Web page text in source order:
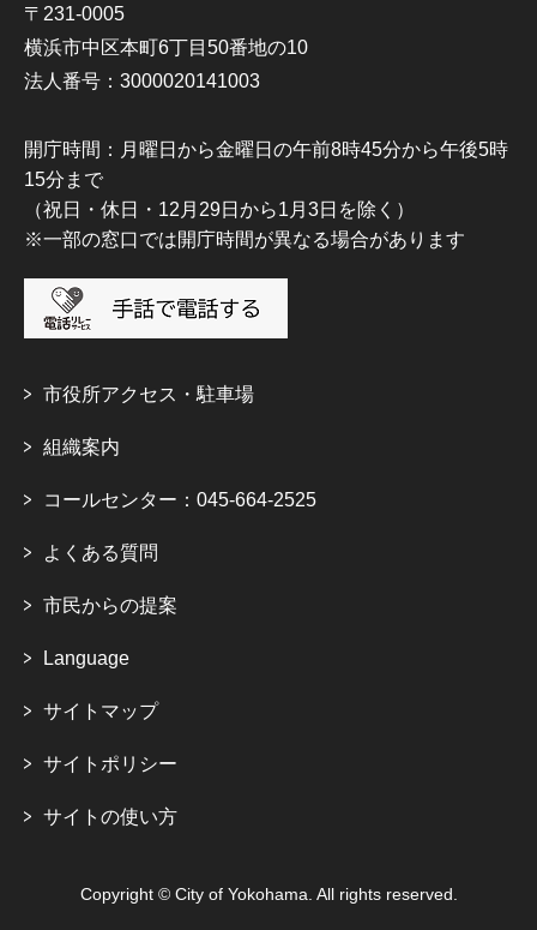
〒231-0005
横浜市中区本町6丁目50番地の10
法人番号：3000020141003
開庁時間：月曜日から金曜日の午前8時45分から午後5時
15分まで
（祝日・休日・12月29日から1月3日を除く）
※一部の窓口では開庁時間が異なる場合があります
市役所アクセス・駐車場
組織案内
コールセンター：045-664-2525
よくある質問
市民からの提案
Language
サイトマップ
サイトポリシー
サイトの使い方
Copyright © City of Yokohama. All rights reserved.